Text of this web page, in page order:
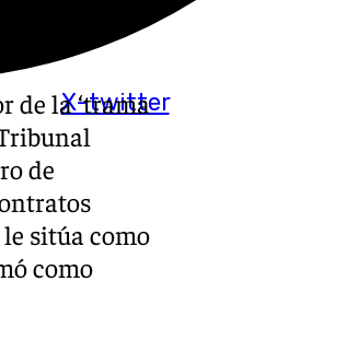
X-twitter
de la ‘trama
de
sitúa como
como